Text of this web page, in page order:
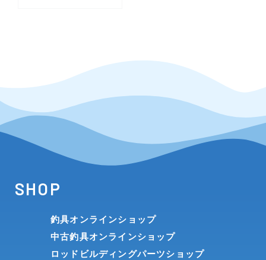
SHOP
釣具オンラインショップ
中古釣具オンラインショップ
ロッドビルディングパーツショップ